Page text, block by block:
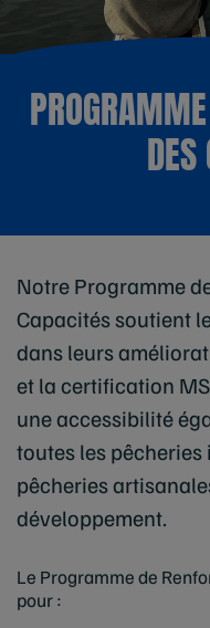
Notre Programme
Capacités soutient
dans leurs
et la certification
une accessibilité
toutes les
pêcheries
développement.
Le Programme de
pour :